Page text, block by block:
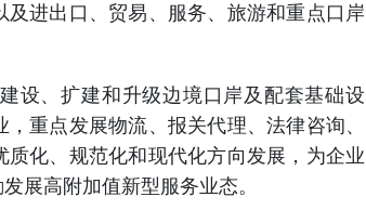
进出口、贸易、服务、旅游和重点口岸
设、扩建和升级边境口岸及配套基础设
重点发展物流、报关代理、法律咨询、
化、规范化和现代化方向发展，为企业
展高附加值新型服务业态。